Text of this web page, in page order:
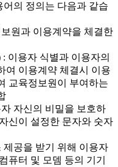
의 정의는 다음과 같습
원과 이용계약을 체결한
이용자 식별과 이용자의
여 이용계약 체결시 이용
교육정보원이 부여하는
자신의 비밀을 보호하
신이 설정한 문자와 숫자
공을 받기 위해 이용자
퓨터 및 모뎀 등의 기기